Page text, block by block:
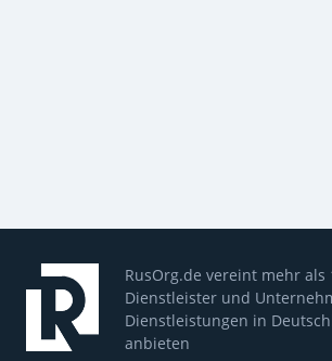
RusOrg.de vereint mehr als
Dienstleister und
Dienstleistungen in
anbieten